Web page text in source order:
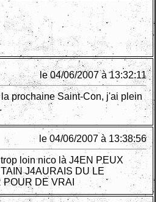
le 04/06/2007 à 13:32:11
prochaine Saint-Con, j'ai plein
le 04/06/2007 à 13:38:56
loin nico là J4EN PEUX
J4AURAIS DU LE
POUR DE VRAI